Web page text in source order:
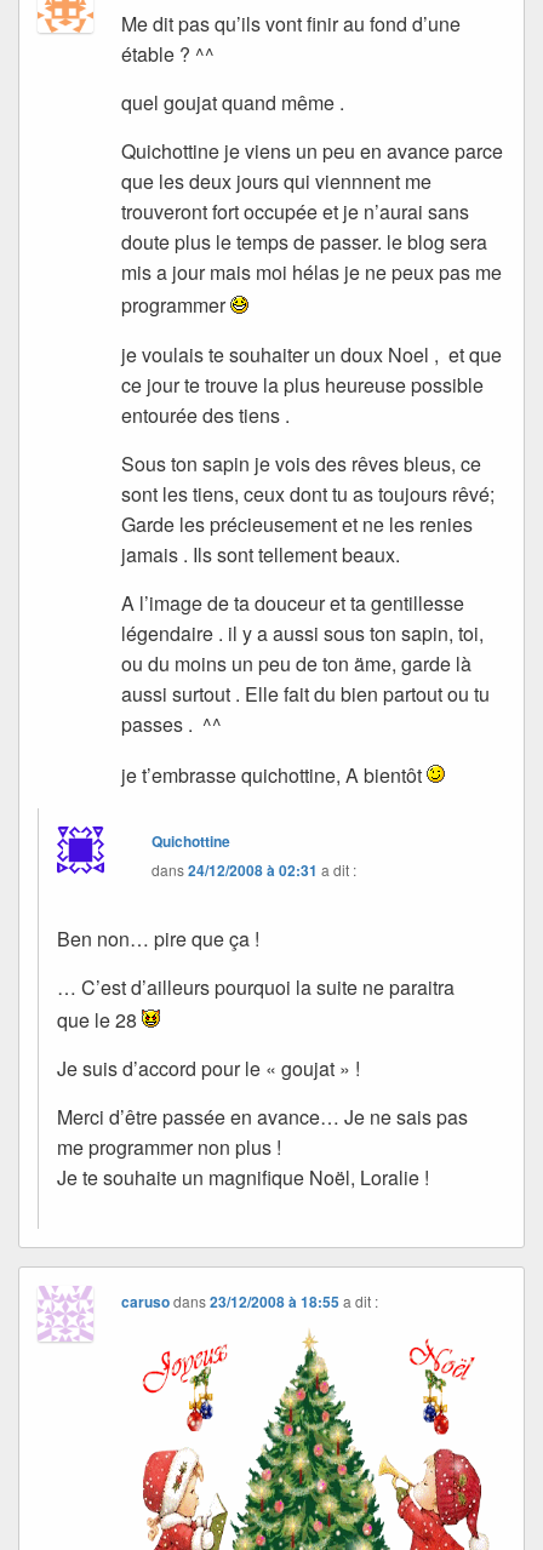
Me dit pas qu’ils vont finir au fond d’une
étable ? ^^
quel goujat quand même .
Quichottine je viens un peu en avance parce
que les deux jours qui viennnent me
trouveront fort occupée et je n’aurai sans
doute plus le temps de passer. le blog sera
mis a jour mais moi hélas je ne peux pas me
programmer
je voulais te souhaiter un doux Noel , et que
ce jour te trouve la plus heureuse possible
entourée des tiens .
Sous ton sapin je vois des rêves bleus, ce
sont les tiens, ceux dont tu as toujours rêvé;
Garde les précieusement et ne les renies
jamais . Ils sont tellement beaux.
A l’image de ta douceur et ta gentillesse
légendaire . il y a aussi sous ton sapin, toi,
ou du moins un peu de ton äme, garde là
aussi surtout . Elle fait du bien partout ou tu
passes . ^^
je t’embrasse quichottine, A bientôt
Quichottine
dans24/12/2008 à 02:31 a dit :
Ben non… pire que ça !
… C’est d’ailleurs pourquoi la suite ne paraitra
que le 28
Je suis d’accord pour le « goujat » !
Merci d’être passée en avance… Je ne sais pas
me programmer non plus !
Je te souhaite un magnifique Noël, Loralie !
carusodans23/12/2008 à 18:55 a dit :